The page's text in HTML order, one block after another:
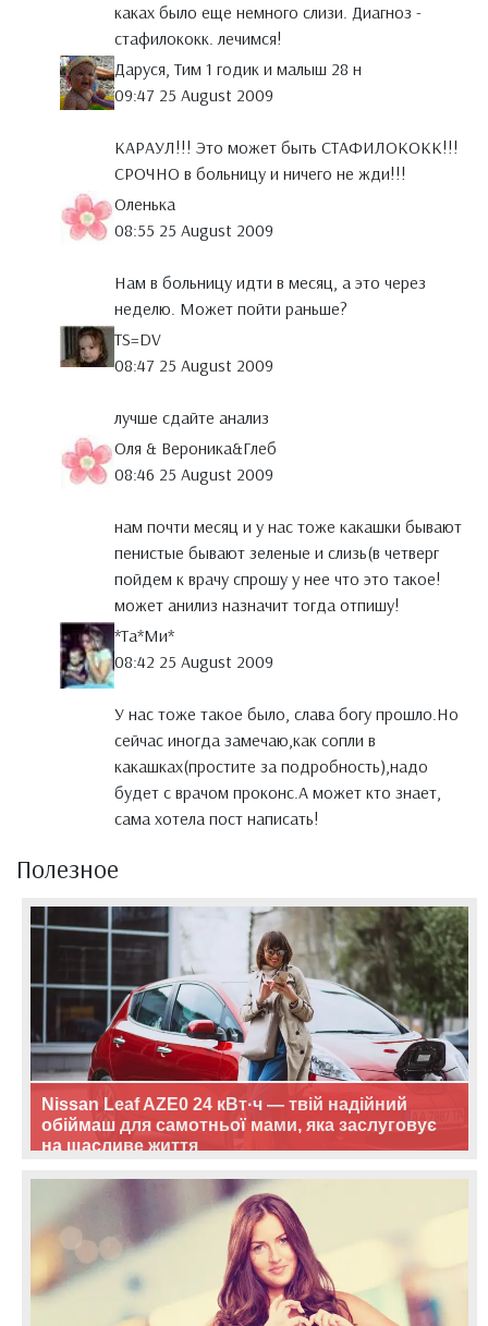
каках было еще немного слизи. Диагноз -
стафилококк. лечимся!
Даруся, Тим 1 годик и малыш 28 н
09:47 25 August 2009
КАРАУЛ!!! Это может быть СТАФИЛОКОКК!!!
СРОЧНО в больницу и ничего не жди!!!
Оленька
08:55 25 August 2009
Нам в больницу идти в месяц, а это через
неделю. Может пойти раньше?
TS=DV
08:47 25 August 2009
лучше сдайте анализ
Оля & Вероника&Глеб
08:46 25 August 2009
нам почти месяц и у нас тоже какашки бывают
пенистые бывают зеленые и слизь(в четверг
пойдем к врачу спрошу у нее что это такое!
может анилиз назначит тогда отпишу!
*Тa*Ми*
08:42 25 August 2009
У нас тоже такое было, слава богу прошло.Но
сейчас иногда замечаю,как сопли в
какашках(простите за подробность),надо
будет с врачом проконс.А может кто знает,
сама хотела пост написать!
Полезное
Nissan Leaf AZE0 24 кВт·ч — твій надійний
обіймаш для самотньої мами, яка заслуговує
на щасливе життя